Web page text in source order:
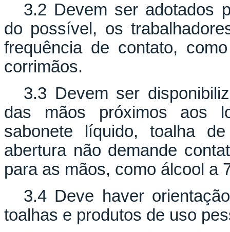
3.2 Devem ser adotados
do possível, os
frequência de contato,
corrimãos.
3.3 Devem ser
das mãos próximos aos
sabonete líquido, toalha
abertura não demande
para as mãos, como álcool a
3.4 Deve haver
toalhas e produtos de uso